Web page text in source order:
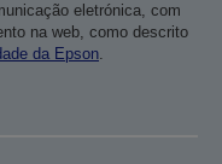
eletrónica, com
na web, como descrito
da Epson.